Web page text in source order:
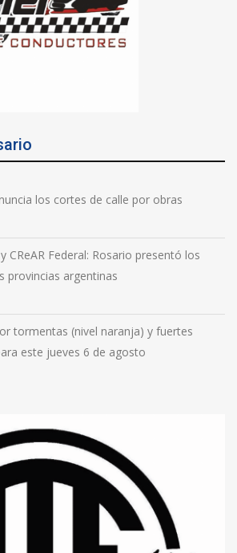
los cortes de calle por obras
CReAR Federal: Rosario presentó los
provincias argentinas
tormentas (nivel naranja) y fuertes
este jueves 6 de agosto